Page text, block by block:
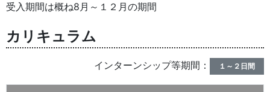
受入期間は概ね8月～１２月の期間
カリキュラム
インターンシップ等期間： １～２日間